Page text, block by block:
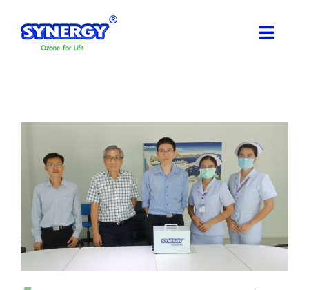
Toggle
เกี่ยวกับเรา
โอโซนแอปพลิเคชัน
ผลงานของเรา
ความรู้เรื่องโอโซน